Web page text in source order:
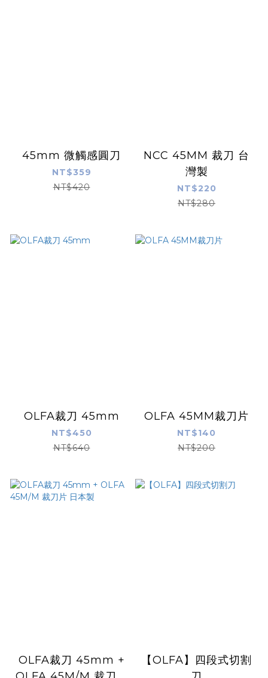
45mm 微觸感圓刀
NT$359
NT$420
NCC 45MM 裁刀 台
灣製
NT$220
NT$280
OLFA裁刀 45mm
NT$450
NT$640
OLFA 45MM裁刀片
NT$140
NT$200
OLFA裁刀 45mm +
【OLFA】四段式切割